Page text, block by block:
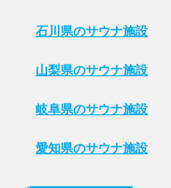
石川県のサウナ施設
山梨県のサウナ施設
岐阜県のサウナ施設
愛知県のサウナ施設